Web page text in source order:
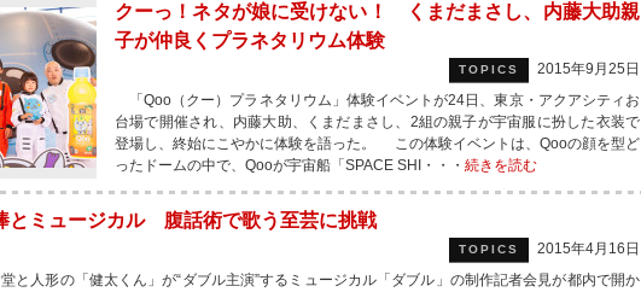
クーっ！ネタが娘に受けない！ くまだまさし、内藤大助親
子が仲良くプラネタリウム体験
TOPICS
2015年9月25日
「Qoo（クー）プラネタリウム」体験イベントが24日、東京・アクアシティお
台場で開催され、内藤大助、くまだまさし、2組の親子が宇宙服に扮した衣装で
登場し、終始にこやかに体験を語った。 この体験イベントは、Qooの顔を型ど
ったドームの中で、Qooが宇宙船「SPACE SHI・・・ 続きを読む
とミュージカル 腹話術で歌う至芸に挑戦
TOPICS
2015年4月16日
と人形の「健太くん」が“ダブル主演”するミュージカル「ダブル」の制作記者会見が都内で開か